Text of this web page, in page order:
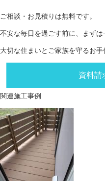
ご相談・お見積りは無料です。
不安な毎日を過ごす前に、まずは
大切な住まいとご家族を守るお手
資料請
関連施工事例